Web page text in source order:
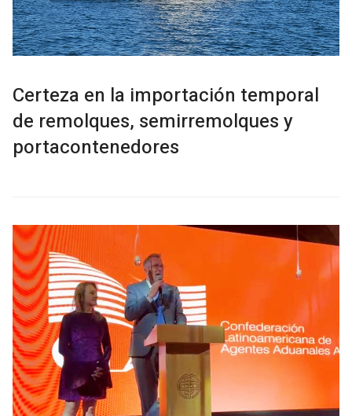
Certeza en la importación temporal
de remolques, semirremolques y
portacontenedores